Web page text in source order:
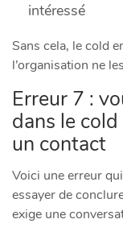
intéressé
Sans cela, le cold
l’organisation ne
Erreur 7 :
dans le
un contact
Voici une erreur
essayer de
exige une